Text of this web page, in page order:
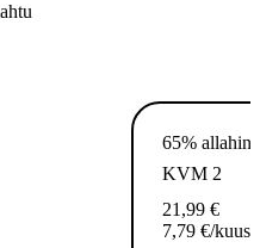
65%
KVM 2
21,99 €
7,79 €/kuus